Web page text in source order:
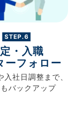
STEP.6
・入職
ーフォロー
入社日調整まで、
バックアップ